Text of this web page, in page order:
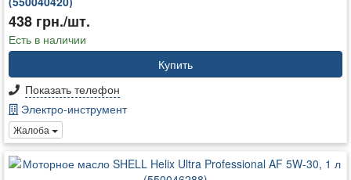
438 грн./шт.
Есть в наличии
Купить
Показать телефон
Электро-инструмент
Жалоба